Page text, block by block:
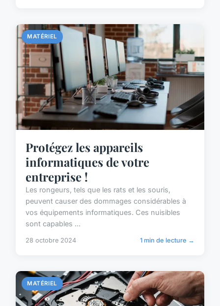
MATÉRIEL
Protégez les appareils
informatiques de votre
entreprise !
Les rongeurs, tels que les rats et les souris,
peuvent causer des dommages considérables à
vos équipements informatiques. Ces nuisibles
sont capables ...
28 octobre 2024 1 min de lecture →
MATÉRIEL